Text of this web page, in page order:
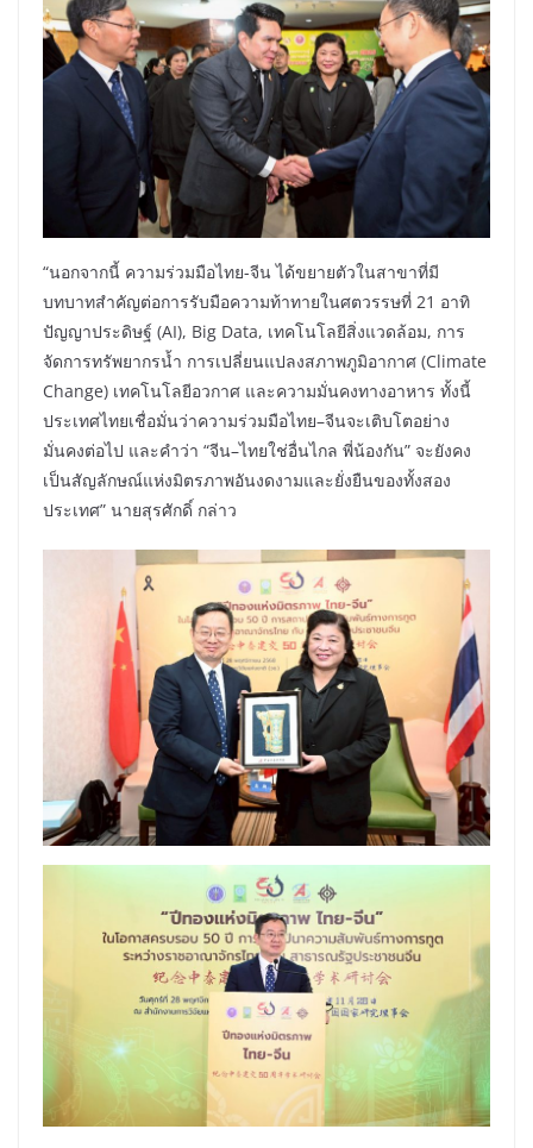
“นอกจากนี้ ความร่วมมือไทย-จีน ได้ขยายตัวในสาขาที่มี
บทบาทสำคัญต่อการรับมือความท้าทายในศตวรรษที่ 21 อาทิ
ปัญญาประดิษฐ์ (AI), Big Data, เทคโนโลยีสิ่งแวดล้อม, การ
จัดการทรัพยากรน้ำ การเปลี่ยนแปลงสภาพภูมิอากาศ (Climate
Change) เทคโนโลยีอวกาศ และความมั่นคงทางอาหาร ทั้งนี้
ประเทศไทยเชื่อมั่นว่าความร่วมมือไทย–จีนจะเติบโตอย่าง
มั่นคงต่อไป และคำว่า “จีน–ไทยใช่อื่นไกล พี่น้องกัน” จะยังคง
เป็นสัญลักษณ์แห่งมิตรภาพอันงดงามและยั่งยืนของทั้งสอง
ประเทศ” นายสุรศักดิ์ กล่าว